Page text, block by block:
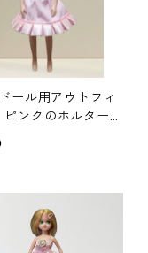
ール用アウトフィ
ンクのホルターネ
ヒロイン風